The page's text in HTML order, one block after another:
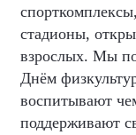
стадионы,
взрослых. Мы
Днём
воспитывают
поддерживают